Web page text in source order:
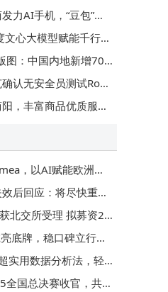
“豆包”赋能终端交互新体验
型赋能千行百业高质量发展
新增70位，白手起家成主流趋势
测试Robotaxi，碰撞情况引关注
质服务，激活城市商业新活力
欧洲智慧物流“最后一公里”
尽快重递 整体IPO进程无碍
理 拟募资2.97亿进军资本市场
牌，稳口碑立行业新标
析法，轻松应对职场数据难题
官，共绘自主计算与AI新蓝图